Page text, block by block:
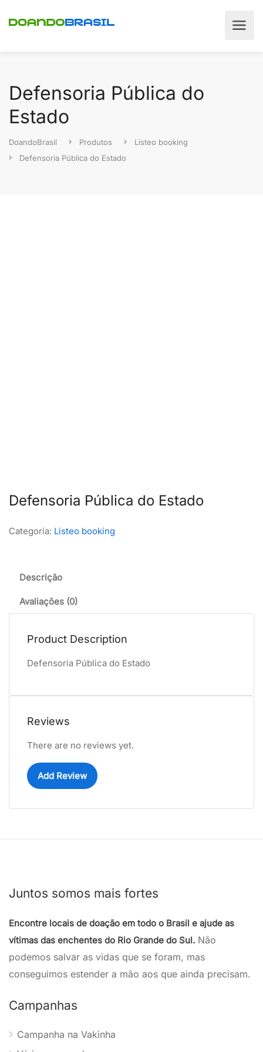
Defensoria Pública do
Estado
DoandoBrasil Produtos
Listeo booking
Defensoria Pública do Estado
Defensoria Pública do Estado
Categoria: Listeo booking
Descrição
Avaliações (0)
Product Description
Defensoria Pública do Estado
Reviews
There are no reviews yet.
Add Review
Juntos somos mais fortes
Encontre locais de doação em todo o Brasil e ajude as
vítimas das enchentes do Rio Grande do Sul. Não
podemos salvar as vidas que se foram, mas
conseguimos estender a mão aos que ainda precisam.
Campanhas
Campanha na Vakinha